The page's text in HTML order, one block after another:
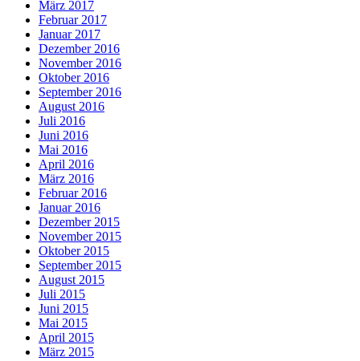
März 2017
Februar 2017
Januar 2017
Dezember 2016
November 2016
Oktober 2016
September 2016
August 2016
Juli 2016
Juni 2016
Mai 2016
April 2016
März 2016
Februar 2016
Januar 2016
Dezember 2015
November 2015
Oktober 2015
September 2015
August 2015
Juli 2015
Juni 2015
Mai 2015
April 2015
März 2015